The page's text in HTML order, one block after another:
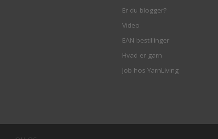
Er du blogger?
Video
EAN bestillinger
Hvad er garn
Job hos YarnLiving